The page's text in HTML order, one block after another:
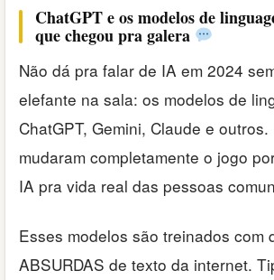
ChatGPT e os modelos de
que chegou pra galera
Não dá pra falar de IA em 2024
elefante na sala: os modelos de
ChatGPT, Gemini, Claude e
mudaram completamente o jogo
IA pra vida real das pessoas
Esses modelos são treinados com
ABSURDAS de texto da internet.